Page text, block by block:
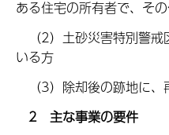
ある住宅の所有者で、そ
（2）土砂災害特別警戒
いる方
（3）除却後の跡地に、
2 主な事業の要件